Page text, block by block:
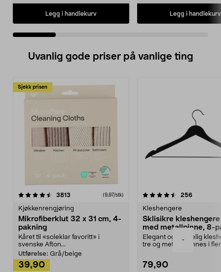
-
Legg i handlekurv Legg i handlekurv
Uvanlig gode priser på vanlige ting
Sjekk prisen
3813 anmeldelser(9,97/stk)
Kjøkkenrengjøring
Mikrofiberklut 32 x 31 cm, 4-
pakning
Kåret til «soleklar favoritt» i
svenske Afton...
Utførelse: Grå/beige
39,90
4.5av 5 stjerner 256
Kleshengere
Sklisikre
med metallpinne, 8-
Elegant og skikkelig
tre og metall – finnes i
79,90
4.5av 5 stjerner